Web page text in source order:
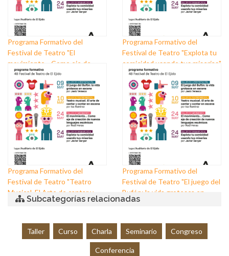
Programa Formativo del
Festival de Teatro "El
movimiento... Como eje de
creación de nuevos lenguajes
escénicos"
Programa Formativo del
Festival de Teatro "Explota tu
comicidad usando tus miserias"
Programa Formativo del
Festival de Teatro "Teatro
Musical. El Arte de cantar y
contar en escena"
Programa Formativo del
Festival de Teatro "El juego del
Bufón: la vida grotesca en
escena"
Subcategorías relacionadas
Taller Curso Charla Seminario Congreso
Conferencia